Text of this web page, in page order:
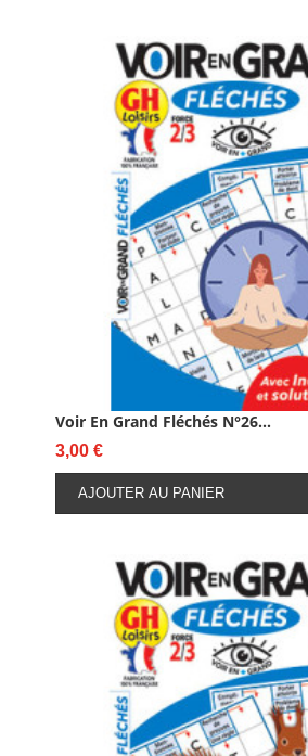
Voir En Grand Fléchés N°26...
Prix
3,00 €
AJOUTER AU PANIER